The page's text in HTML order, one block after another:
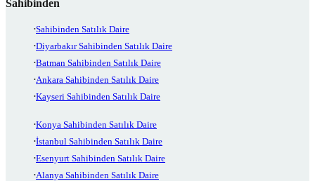
Sahibinden
Sahibinden Satılık Daire
Diyarbakır Sahibinden Satılık Daire
Batman Sahibinden Satılık Daire
Ankara Sahibinden Satılık Daire
Kayseri Sahibinden Satılık Daire
Konya Sahibinden Satılık Daire
İstanbul Sahibinden Satılık Daire
Esenyurt Sahibinden Satılık Daire
Alanya Sahibinden Satılık Daire